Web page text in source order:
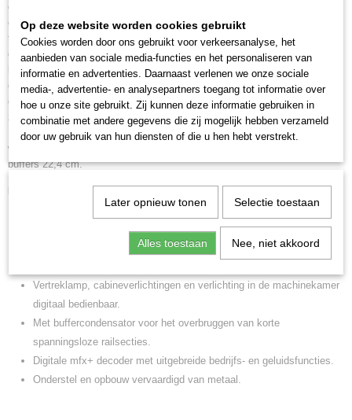
dubbele A-sein functie. De met de rijrichting wisselende verlichtingen in
de machinistencabines en de verlichting in de machinekamer zijn digitaal
te bedienen. Bovendien kan een rijrichting afhankelijke vertreklamp
digitaal ingeschakeld worden. Verlichting met warm-witte en rode
lichtdiodes (LED). Met buffercondensator. Gedetailleerd uitgevoerde
dakopbouw met fijngevormde éénbeen pantografen. Veel apart
gemonteerde detailonderdelen zoals imitatiehandwielen, handleiders,
zandkisten, UIC contactdozen en dakleidingen. Bufferhoogte volgens
NEM. Remslangen, schroefkoppelingen en meerdere contactdozen
worden als los te monteren onderdeel meegeleverd. Lengte over de
buffers 22,4 cm.
Attractief model van Locomotion GmbH.
De pantografen kunnen digitaal op en neer bewogen worden.
Met veel apart gemonteerde detailonderdelen.
Vertreklamp, cabineverlichtingen en verlichting in de machinekamer
digitaal bedienbaar.
Met buffercondensator voor het overbruggen van korte
spanningsloze railsecties.
Digitale mfx+ decoder met uitgebreide bedrijfs- en geluidsfuncties.
Onderstel en opbouw vervaardigd van metaal.
Op deze website worden cookies gebruikt
Cookies worden door ons gebruikt voor verkeersanalyse, het
aanbieden van sociale media-functies en het personaliseren van
informatie en advertenties. Daarnaast verlenen we onze sociale
media-, advertentie- en analysepartners toegang tot informatie over
hoe u onze site gebruikt. Zij kunnen deze informatie gebruiken in
combinatie met andere gegevens die zij mogelijk hebben verzameld
door uw gebruik van hun diensten of die u hen hebt verstrekt.
Later opnieuw tonen Selectie toestaan
Alles toestaan Nee, niet akkoord